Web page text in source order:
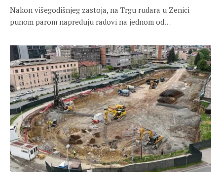
Nakon višegodišnjeg zastoja, na Trgu rudara u Zenici
punom parom napreduju radovi na jednom od…